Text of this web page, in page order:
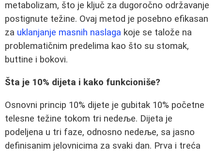
metabolizam, što je ključ za dugoročno održavanje
postignute težine. Ovaj metod je posebno efikasan
za uklanjanje masnih naslaga koje se talože na
problematičnim predelima kao što su stomak,
buttine i bokovi.
Šta je 10% dijeta i kako funkcioniše?
Osnovni princip 10% dijete je gubitak 10% početne
telesne težine tokom tri nedeље. Dijeta je
podeljena u tri faze, odnosno nedeље, sa jasno
definisanim jelovnicima za svaki dan. Prva i treća